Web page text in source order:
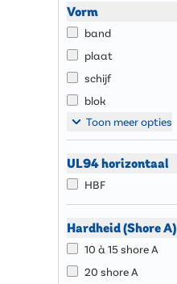
Vorm
band
plaat
schijf
blok
Toon meer opties
UL94 horizontaal
HBF
Hardheid (Shore A)
10 à 15 shore A
20 shore A